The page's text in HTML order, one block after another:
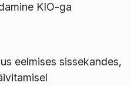
KIO-ga
eelmises sissekandes,